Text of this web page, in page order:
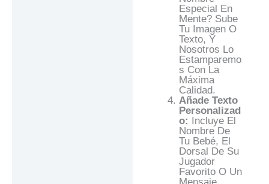
Especial En
Mente? Sube
Tu Imagen O
Texto, Y
Nosotros Lo
Estamparemo
S Con La
Máxima
Calidad.
Añade Texto
Personalizad
O: Incluye El
Nombre De
Tu Bebé, El
Dorsal De Su
Jugador
Favorito O Un